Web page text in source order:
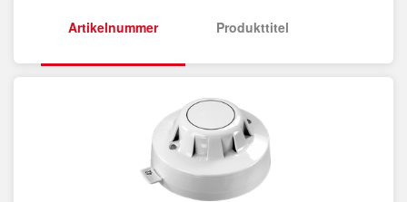
Artikelnummer Produkttitel